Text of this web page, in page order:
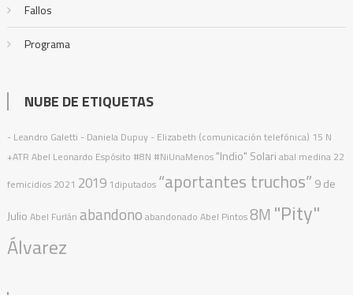
Fallos
Programa
NUBE DE ETIQUETAS
- Leandro Galetti - Daniela Dupuy - Elizabeth (comunicación telefónica) 15 N
+ATR Abel Leonardo Espósito #8N #NiUnaMenos "Indio" Solari abal medina 22
femicidios 2021 2019 1diputados “aportantes truchos” 9 de
Julio Abel Furlán abandono abandonado Abel Pintos8M "Pity"
Álvarez